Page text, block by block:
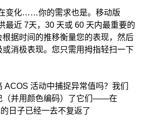
变化……你的需求也是。移动版
最近 7天，30 天或 60 天内最重要的
根据时间的推移衡量您的表现，然后
消极表现。您只需用拇指轻扫一下
ACOS 活动中捕捉异常值吗？我们
（并用颜色编码）了它们——在
日子已经一去不复返了